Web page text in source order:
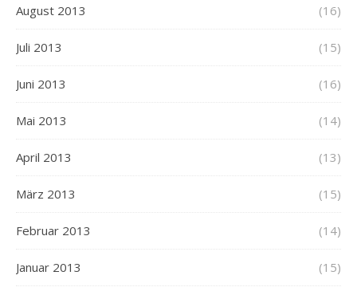
August 2013 (16)
Juli 2013 (15)
Juni 2013 (16)
Mai 2013 (14)
April 2013 (13)
März 2013 (15)
Februar 2013 (14)
Januar 2013 (15)